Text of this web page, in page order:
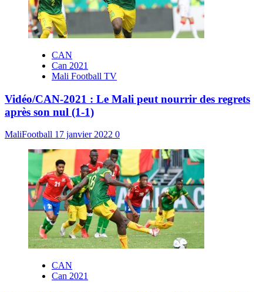
CAN
Can 2021
Mali Football TV
Vidéo/CAN-2021 : Le Mali peut nourrir des regrets
après son nul (1-1)
MaliFootball 17 janvier 2022 0
CAN
Can 2021